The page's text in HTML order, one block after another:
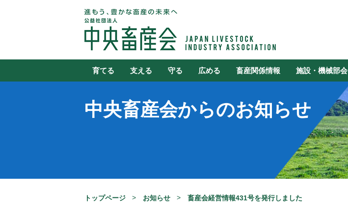
育てる 支える 守る 広める 畜産関係情報 施設・機械部会
中央畜産会からのお知らせ
トップページ お知らせ 畜産会経営情報431号を発行しました